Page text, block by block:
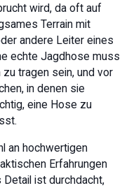
wird, da oft auf
Terrain mit
andere Leiter eines
echte Jagdhose muss
tragen sein, und vor
in denen sie
eine Hose zu
an hochwertigen
Erfahrungen
ist durchdacht,